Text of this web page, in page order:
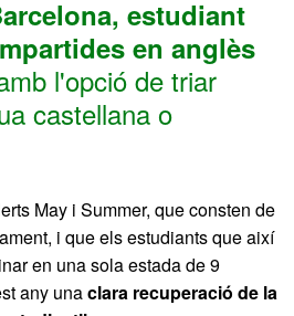
estudiant
en anglès
l'opció de triar
castellana o
May i Summer, que consten de
i que els estudiants que així
en una sola estada de 9
any unaclara recuperació de la